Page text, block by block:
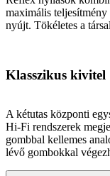
maximális
nyújt. Tökéletes a
Klasszikus kivitel
A kétutas központi
Hi-Fi rendszerek
gombbal kellemes
lévő gombokkal